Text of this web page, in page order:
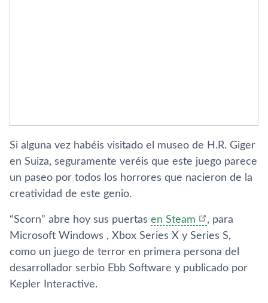
Si alguna vez habéis visitado el museo de H.R. Giger
en Suiza, seguramente veréis que este juego parece
un paseo por todos los horrores que nacieron de la
creatividad de este genio.
“Scorn” abre hoy sus puertas en Steam
, para
Microsoft Windows , Xbox Series X y Series S,
como un juego de terror en primera persona del
desarrollador serbio Ebb Software y publicado por
Kepler Interactive.